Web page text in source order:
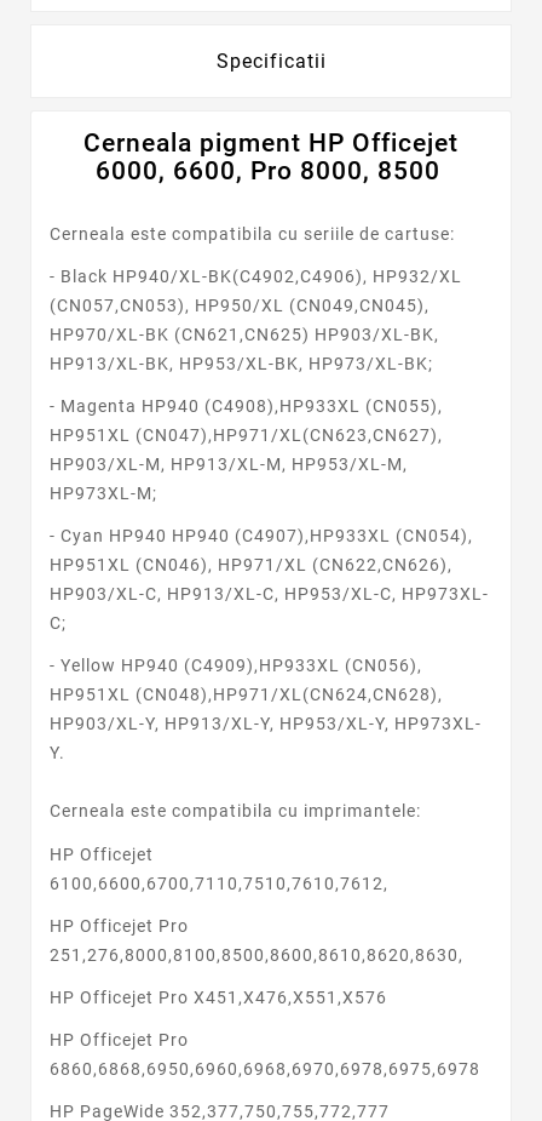
Specificatii
Cerneala pigment HP Officejet
6000, 6600, Pro 8000, 8500
Cerneala este compatibila cu seriile de cartuse:
- Black HP940/XL-BK(C4902,C4906), HP932/XL
(CN057,CN053), HP950/XL (CN049,CN045),
HP970/XL-BK (CN621,CN625) HP903/XL-BK,
HP913/XL-BK, HP953/XL-BK, HP973/XL-BK;
- Magenta HP940 (C4908),HP933XL (CN055),
HP951XL (CN047),HP971/XL(CN623,CN627),
HP903/XL-M, HP913/XL-M, HP953/XL-M,
HP973XL-M;
- Cyan HP940 HP940 (C4907),HP933XL (CN054),
HP951XL (CN046), HP971/XL (CN622,CN626),
HP903/XL-C, HP913/XL-C, HP953/XL-C, HP973XL-
C;
- Yellow HP940 (C4909),HP933XL (CN056),
HP951XL (CN048),HP971/XL(CN624,CN628),
HP903/XL-Y, HP913/XL-Y, HP953/XL-Y, HP973XL-
Y.
Cerneala este compatibila cu imprimantele:
HP Officejet
6100,6600,6700,7110,7510,7610,7612,
HP Officejet Pro
251,276,8000,8100,8500,8600,8610,8620,8630,
HP Officejet Pro X451,X476,X551,X576
HP Officejet Pro
6860,6868,6950,6960,6968,6970,6978,6975,6978
HP PageWide 352,377,750,755,772,777